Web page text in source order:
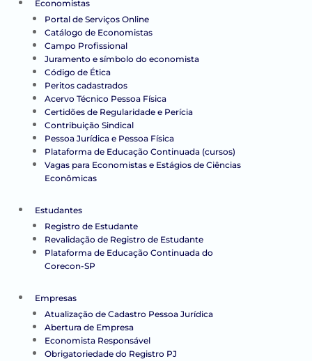
Economistas
Portal de Serviços Online
Catálogo de Economistas
Campo Profissional
Juramento e símbolo do economista
Código de Ética
Peritos cadastrados
Acervo Técnico Pessoa Física
Certidões de Regularidade e Perícia
Contribuição Sindical
Pessoa Jurídica e Pessoa Física
Plataforma de Educação Continuada (cursos)
Vagas para Economistas e Estágios de Ciências
Econômicas
Estudantes
Registro de Estudante
Revalidação de Registro de Estudante
Plataforma de Educação Continuada do
Corecon-SP
Empresas
Atualização de Cadastro Pessoa Jurídica
Abertura de Empresa
Economista Responsável
Obrigatoriedade do Registro PJ